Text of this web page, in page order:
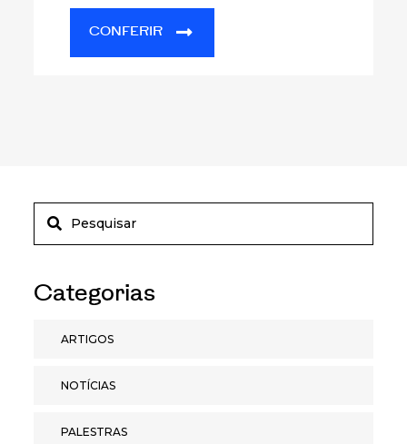
CONFERIR
Categorias
ARTIGOS
NOTÍCIAS
PALESTRAS